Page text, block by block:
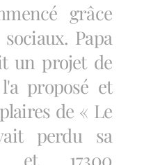
grâce
Papa
un projet de
proposé et
de « Le
perdu sa
et 17300